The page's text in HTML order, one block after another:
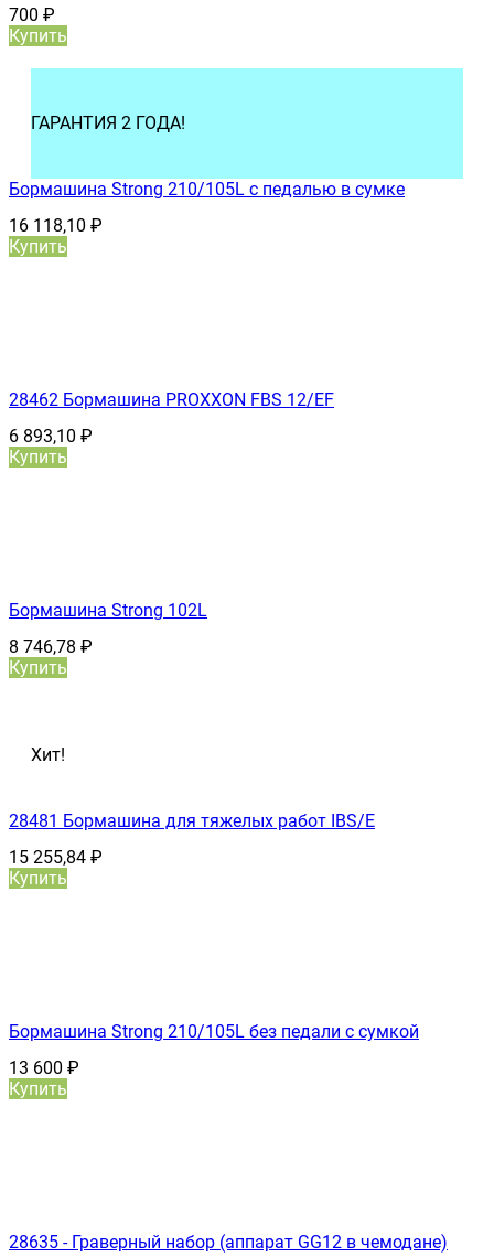
700 ₽
Купить
ГАРАНТИЯ 2 ГОДА!
Бормашина Strong 210/105L с педалью в сумке
16 118,10 ₽
Купить
28462 Бормашина PROXXON FBS 12/ЕF
6 893,10 ₽
Купить
Бормашина Strong 102L
8 746,78 ₽
Купить
Хит!
28481 Бормашина для тяжелых работ IBS/E
15 255,84 ₽
Купить
Бормашина Strong 210/105L без педали с сумкой
13 600 ₽
Купить
28635 - Граверный набор (аппарат GG12 в чемодане)